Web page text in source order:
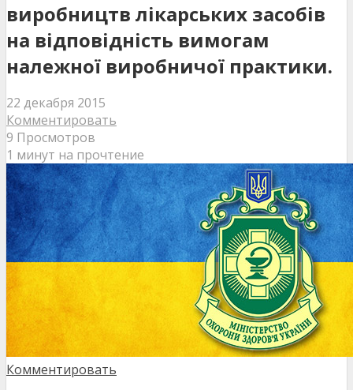
виробництв лікарських засобів
на відповідність вимогам
належної виробничої практики.
22 декабря 2015
Комментировать
9 Просмотров
1 минут на прочтение
Комментировать